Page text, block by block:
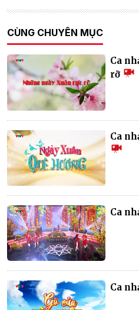
CÙNG CHUYÊN MỤC
Ca
rỡ
Ca
Ca
Ca